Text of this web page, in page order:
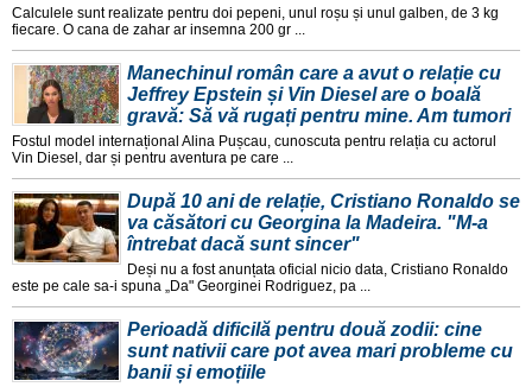
Calculele sunt realizate pentru doi pepeni, unul roșu și unul galben, de 3 kg
fiecare. O cana de zahar ar insemna 200 gr ...
Manechinul român care a avut o relație cu
Jeffrey Epstein și Vin Diesel are o boală
gravă: Să vă rugați pentru mine. Am tumori
Fostul model internațional Alina Pușcau, cunoscuta pentru relația cu actorul
Vin Diesel, dar și pentru aventura pe care ...
După 10 ani de relație, Cristiano Ronaldo se
va căsători cu Georgina la Madeira. "M-a
întrebat dacă sunt sincer"
Deși nu a fost anunțata oficial nicio data, Cristiano Ronaldo
este pe cale sa-i spuna „Da" Georginei Rodriguez, pa ...
Perioadă dificilă pentru două zodii: cine
sunt nativii care pot avea mari probleme cu
banii și emoțiile